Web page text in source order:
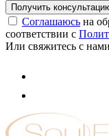
Соглашаюсь на
соответствии с
Или свяжитесь с